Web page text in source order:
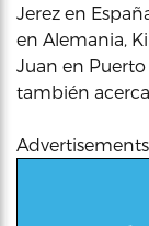
Jerez en
en Alemania,
Juan en
también
Advertisements